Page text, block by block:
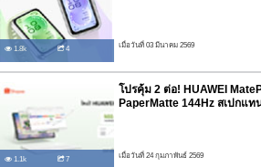
1.8k 4 เมื่อวันที่ 03 มีนาคม 2569
1.1k 7
โปรคุ้ม 2 ต่อ! HUAWEI
PaperMatte 144Hz สเปกแ
เมื่อวันที่ 24 กุมภาพันธ์ 2569